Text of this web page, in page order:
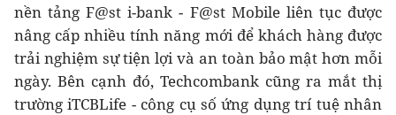
nền tảng F@st i-bank - F@st Mobile liên tục được
nâng cấp nhiều tính năng mới để khách hàng được
trải nghiệm sự tiện lợi và an toàn bảo mật hơn mỗi
ngày. Bên cạnh đó, Techcombank cũng ra mắt thị
trường iTCBLife - công cụ số ứng dụng trí tuệ nhân